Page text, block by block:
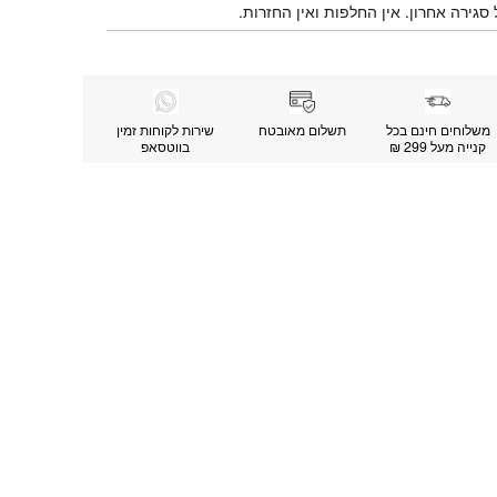
סגירה אחרון. אין החלפות ואין החזרות.
משלוחים חינם בכל
קנייה מעל 299 ₪
תשלום מאובטח
שירות לקוחות זמין
בווטסאפ